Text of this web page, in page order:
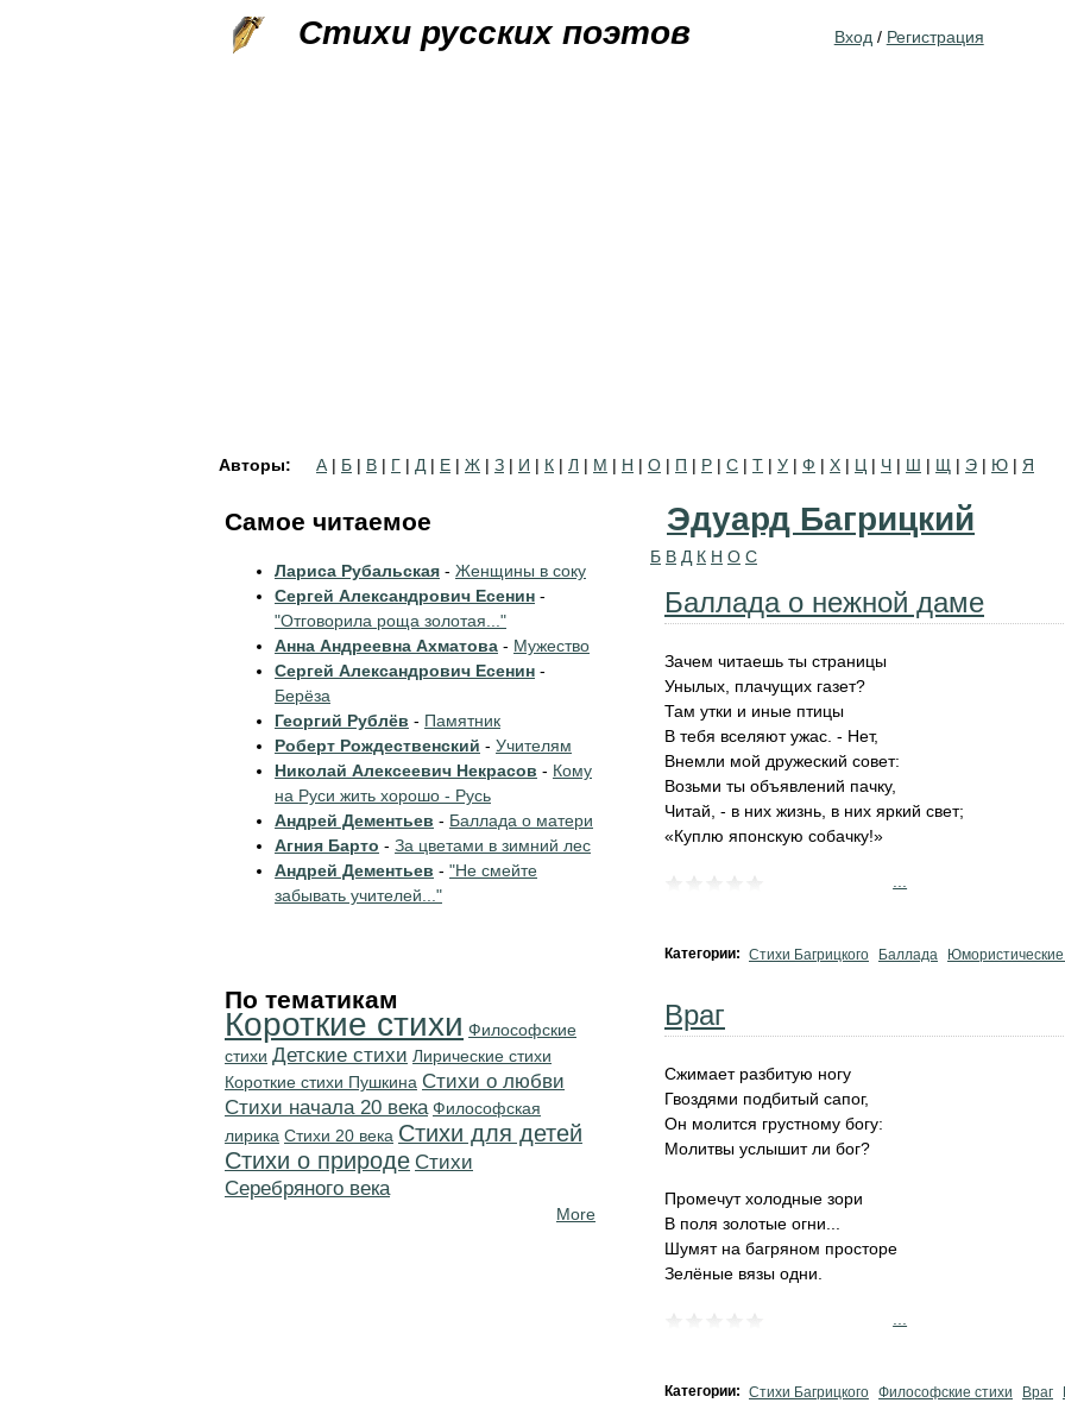
Стихи русских поэтов Вход / Регистрация
Авторы: А | Б | В | Г | Д | Е | Ж | З | И | К | Л | М | Н | О | П | Р | С | Т | У | Ф | Х | Ц | Ч | Ш | Щ | Э | Ю | Я
Эдуард Багрицкий
Б В Д К Н О С
Баллада о нежной даме
Зачем читаешь ты страницы
Унылых, плачущих газет?
Там утки и иные птицы
В тебя вселяют ужас. - Нет,
Внемли мой дружеский совет:
Возьми ты объявлений пачку,
Читай, - в них жизнь, в них яркий свет;
«Куплю японскую собачку!»
Категории: Стихи Багрицкого Баллада Юмористические
Враг
Сжимает разбитую ногу
Гвоздями подбитый сапог,
Он молится грустному богу:
Молитвы услышит ли бог?
Промечут холодные зори
В поля золотые огни...
Шумят на багряном просторе
Зелёные вязы одни.
Категории: Стихи Багрицкого Философские стихи Враг
Самое читаемое
Лариса Рубальская - Женщины в соку
Сергей Александрович Есенин -
"Отговорила роща золотая..."
Анна Андреевна Ахматова - Мужество
Сергей Александрович Есенин -
Берёза
Георгий Рублёв - Памятник
Роберт Рождественский - Учителям
Николай Алексеевич Некрасов - Кому
на Руси жить хорошо - Русь
Андрей Дементьев - Баллада о матери
Агния Барто - За цветами в зимний лес
Андрей Дементьев - "Не смейте
забывать учителей..."
По тематикам
Короткие стихи Философские
стихи Детские стихи Лирические стихи
Короткие стихи Пушкина Стихи о любви
Cтихи начала 20 века Философская
лирика Стихи 20 века Стихи для детей
Стихи о природе Cтихи
Серебряного века
More